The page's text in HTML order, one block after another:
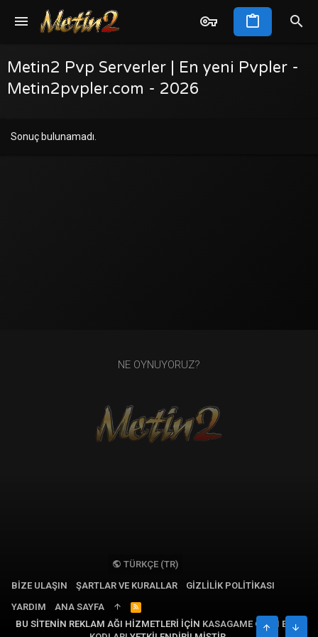
Metin2 Pvp Serverler | En yeni Pvpler -
Metin2pvpler.com - 2026
Sonuç bulunamadı.
NE OYNUYORUZ?
TÜRKÇE (TR)
BIZE ULAŞIN
ŞARTLAR VE KURALLAR
GIZLILIK POLITIKASI
YARDIM
ANA SAYFA
R
S
S
BU SITENIN REKLAM AĞI HIZMETLERI IÇIN KASAGAME OYUN EPIN